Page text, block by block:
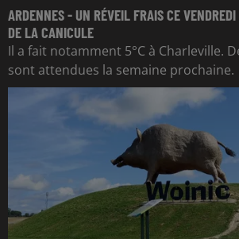
ARDENNES - UN RÉVEIL FRAIS CE
DE LA CANICULE
Il a fait notamment 5°C à Charleville.
sont attendues la semaine prochaine.